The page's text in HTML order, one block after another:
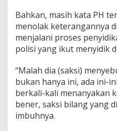
Bahkan, masih kata PH
menolak keterangannya
menjalani proses
polisi yang ikut menyidik
“Malah dia (saksi)
bukan hanya ini, ada ini-
berkali-kali menanyakan
bener, saksi bilang yang
imbuhnya.